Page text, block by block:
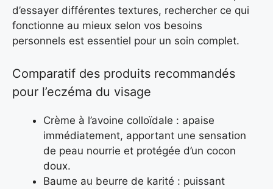
d’essayer différentes textures, rechercher ce qui
fonctionne au mieux selon vos besoins
personnels est essentiel pour un soin complet.
Comparatif des produits recommandés
pour l’eczéma du visage
Crème à l’avoine colloïdale : apaise
immédiatement, apportant une sensation
de peau nourrie et protégée d’un cocon
doux.
Baume au beurre de karité : puissant